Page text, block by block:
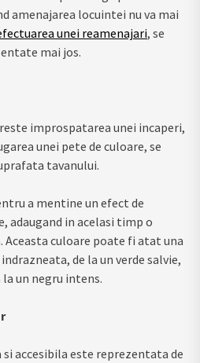
amenajarea locuintei nu va mai
unei reamenajari, se
mai jos.
improspatarea unei incaperi,
unei pete de culoare, se
tavanului.
a mentine un efect de
adaugand in acelasi timp o
Aceasta culoare poate fi atat una
de la un verde salvie,
un negru intens.
accesibila este reprezentata de